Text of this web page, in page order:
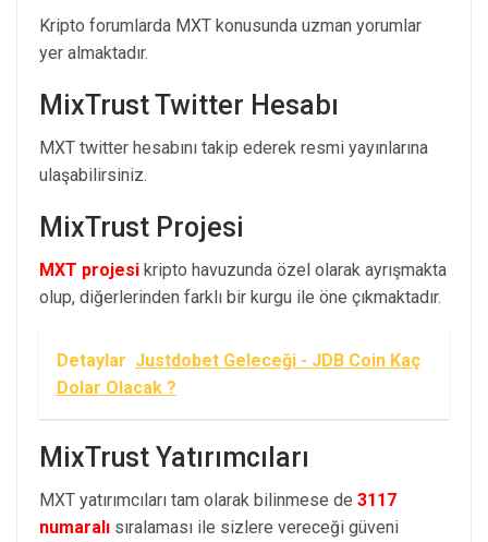
Kripto forumlarda MXT konusunda uzman yorumlar
yer almaktadır.
MixTrust Twitter Hesabı
MXT twitter hesabını takip ederek resmi yayınlarına
ulaşabilirsiniz.
MixTrust Projesi
MXT projesi kripto havuzunda özel olarak ayrışmakta
olup, diğerlerinden farklı bir kurgu ile öne çıkmaktadır.
Detaylar Justdobet Geleceği - JDB Coin Kaç
Dolar Olacak ?
MixTrust Yatırımcıları
MXT yatırımcıları tam olarak bilinmese de 3117
numaralı sıralaması ile sizlere vereceği güveni